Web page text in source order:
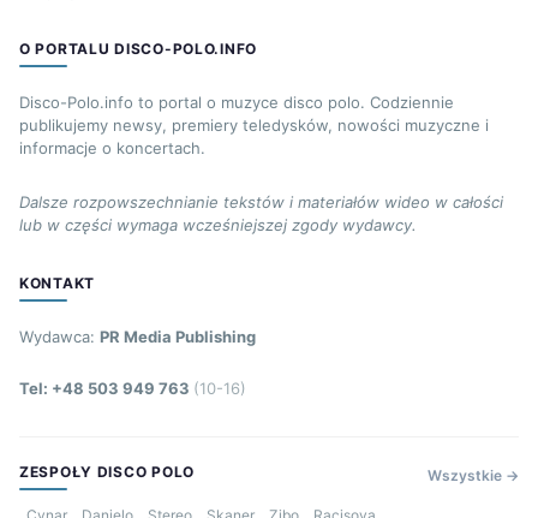
O PORTALU DISCO-POLO.INFO
Disco-Polo.info to portal o muzyce disco polo. Codziennie
publikujemy newsy, premiery teledysków, nowości muzyczne i
informacje o koncertach.
Dalsze rozpowszechnianie tekstów i materiałów wideo w całości
lub w części wymaga wcześniejszej zgody wydawcy.
KONTAKT
Wydawca: PR Media Publishing
Tel: +48 503 949 763 (10-16)
ZESPOŁY DISCO POLO Wszystkie →